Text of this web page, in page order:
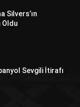
Silvers’ın
Oldu
Sevgili İtirafı